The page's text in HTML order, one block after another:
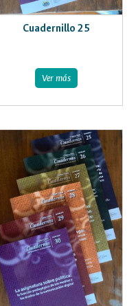
Cuadernillo 25
Ver más